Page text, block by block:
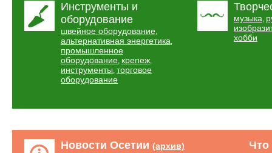
Инструменты и
оборудование
швейное оборудование,
альтернативная энергетика,
промышленное
оборудование, крепеж,
инструменты, торговое
оборудование
музыка,
хобби
Новости Осетии (архив)